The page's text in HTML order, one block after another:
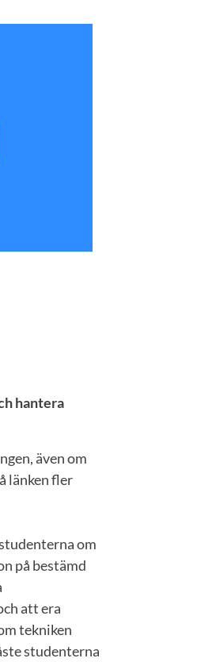
hantera
även om
länken fler
om
på bestämd
att era
tekniken
studenterna